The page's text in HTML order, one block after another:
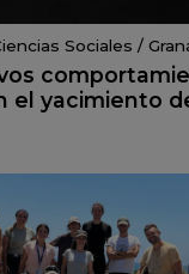
Sociales /
el yacimiento